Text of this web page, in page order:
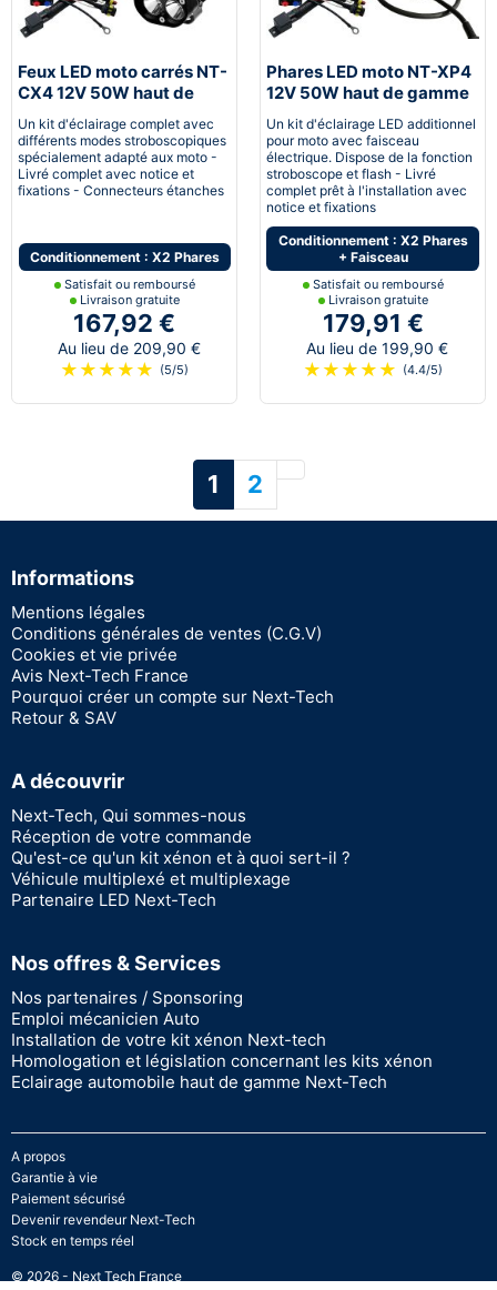
Feux LED moto carrés NT-
CX4 12V 50W haut de
gamme noir avec câbles
Un kit d'éclairage complet avec
différents modes stroboscopiques
spécialement adapté aux moto -
Livré complet avec notice et
fixations - Connecteurs étanches
Conditionnement : X2 Phares
Satisfait ou remboursé
Livraison gratuite
167,92 €
Au lieu de 209,90 €
★ ★ ★ ★ ★ (5/5)
Phares LED moto NT-XP4
12V 50W haut de gamme
noir avec câbles
Un kit d'éclairage LED additionnel
pour moto avec faisceau
électrique. Dispose de la fonction
stroboscope et flash - Livré
complet prêt à l'installation avec
notice et fixations
Conditionnement : X2 Phares
+ Faisceau
Satisfait ou remboursé
Livraison gratuite
179,91 €
Au lieu de 199,90 €
★ ★ ★ ★ ★ (4.4/5)
1 2 Suivant
Informations
Mentions légales
Conditions générales de ventes (C.G.V)
Cookies et vie privée
Avis Next-Tech France
Pourquoi créer un compte sur Next-Tech
Retour & SAV
A découvrir
Next-Tech, Qui sommes-nous
Réception de votre commande
Qu'est-ce qu'un kit xénon et à quoi sert-il ?
Véhicule multiplexé et multiplexage
Partenaire LED Next-Tech
Nos offres & Services
Nos partenaires / Sponsoring
Emploi mécanicien Auto
Installation de votre kit xénon Next-tech
Homologation et législation concernant les kits xénon
Eclairage automobile haut de gamme Next-Tech
A propos
Garantie à vie
Paiement sécurisé
Devenir revendeur Next-Tech
Stock en temps réel
© 2026 - Next Tech France